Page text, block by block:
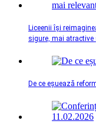
Liceenii își
sigure, mai atractive
De ce eșuează